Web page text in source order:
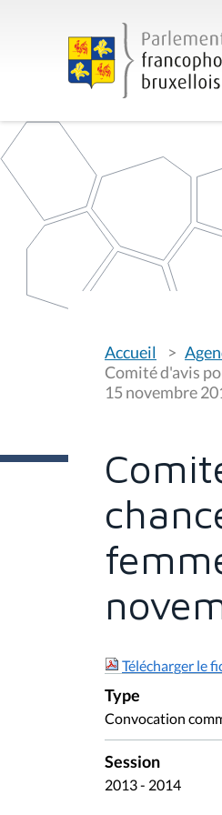
o
u
s
ê
c
:
Accueil
Comité d'avis
15 novembre
Télécharger le
Type
Convocation
Session
2013 - 2014